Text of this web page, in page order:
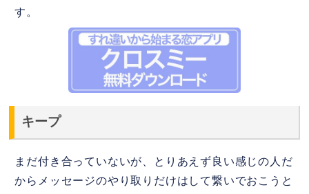
す。
キープ
まだ付き合っていないが、とりあえず良い感じの人だ
からメッセージのやり取りだけはして繋いでおこうと